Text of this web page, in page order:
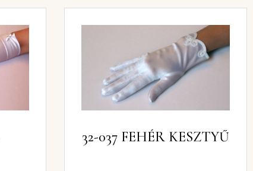
32-037 FEHÉR KESZTYŰ